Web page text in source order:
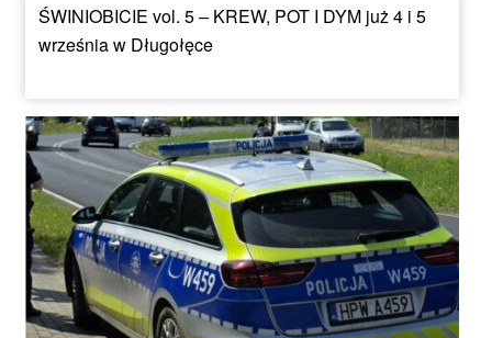
ŚWINIOBICIE vol. 5 – KREW, POT I DYM już 4 i 5
września w Długołęce